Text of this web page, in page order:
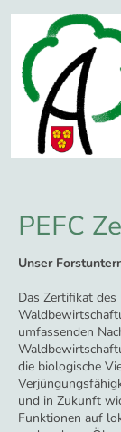
PEFC
Unser
Das Zertifikat
umfassenden
die biologische
und in Zukunft
Funktionen auf